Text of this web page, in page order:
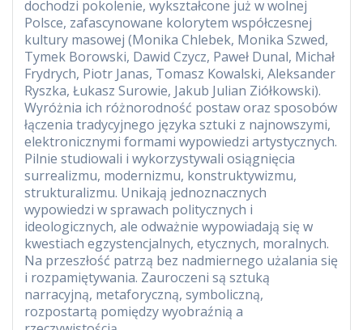
dochodzi pokolenie, wykształcone już w wolnej
Polsce, zafascynowane kolorytem współczesnej
kultury masowej (Monika Chlebek, Monika Szwed,
Tymek Borowski, Dawid Czycz, Paweł Dunal, Michał
Frydrych, Piotr Janas, Tomasz Kowalski, Aleksander
Ryszka, Łukasz Surowie, Jakub Julian Ziółkowski).
Wyróżnia ich różnorodność postaw oraz sposobów
łączenia tradycyjnego języka sztuki z najnowszymi,
elektronicznymi formami wypowiedzi artystycznych.
Pilnie studiowali i wykorzystywali osiągnięcia
surrealizmu, modernizmu, konstruktywizmu,
strukturalizmu. Unikają jednoznacznych
wypowiedzi w sprawach politycznych i
ideologicznych, ale odważnie wypowiadają się w
kwestiach egzystencjalnych, etycznych, moralnych.
Na przeszłość patrzą bez nadmiernego użalania się
i rozpamiętywania. Zauroczeni są sztuką
narracyjną, metaforyczną, symboliczną,
rozpostartą pomiędzy wyobraźnią a